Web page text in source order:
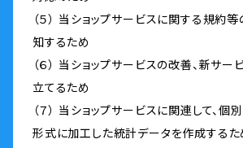
（５） 当ショップサービスに関する規約
知するため
（６） 当ショップサービスの改善、新サ
立てるため
（７） 当ショップサービスに関連して、個
形式に加工した統計データを作成するた